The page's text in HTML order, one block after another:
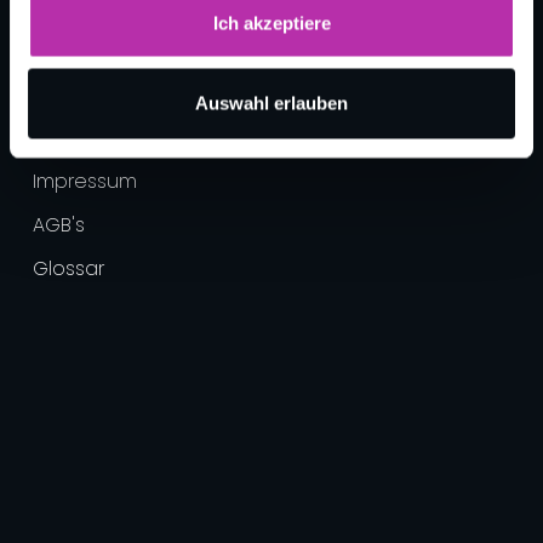
Ich akzeptiere
Auswahl erlauben
Datenschutz
Impressum
AGB's
Glossar